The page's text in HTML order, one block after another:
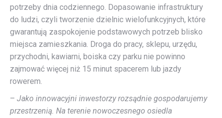
potrzeby dnia codziennego. Dopasowanie infrastruktury
do ludzi, czyli tworzenie dzielnic wielofunkcyjnych, które
gwarantują zaspokojenie podstawowych potrzeb blisko
miejsca zamieszkania. Droga do pracy, sklepu, urzędu,
przychodni, kawiarni, boiska czy parku nie powinno
zajmować więcej niż 15 minut spacerem lub jazdy
rowerem.
– Jako innowacyjni inwestorzy rozsądnie gospodarujemy
przestrzenią. Na terenie nowoczesnego osiedla